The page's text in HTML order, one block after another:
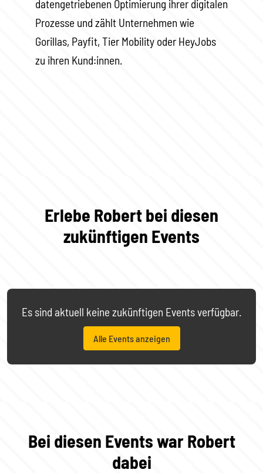
datengetriebenen Optimierung ihrer digitalen
Prozesse und zählt Unternehmen wie
Gorillas, Payfit, Tier Mobility oder HeyJobs
zu ihren Kund:innen.
Erlebe Robert bei diesen
zukünftigen Events
Es sind aktuell keine zukünftigen Events verfügbar.
Alle Events anzeigen
Bei diesen Events war Robert
dabei